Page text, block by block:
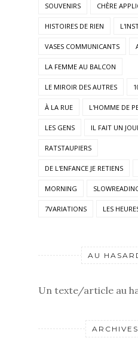
SOUVENIRS CHÈRE
HISTOIRES DE RIEN
VASES COMMUNICANTS
LA FEMME AU BALCON
LE MIROIR DES AUTRES
À LA RUE L'HOMME DE
LES GENS IL FAIT UN
RATSTAUPIERS
DE L'ENFANCE JE RETIENS
MORNING
7VARIATIONS LES
AU
Un texte/article au
ARCHIVES